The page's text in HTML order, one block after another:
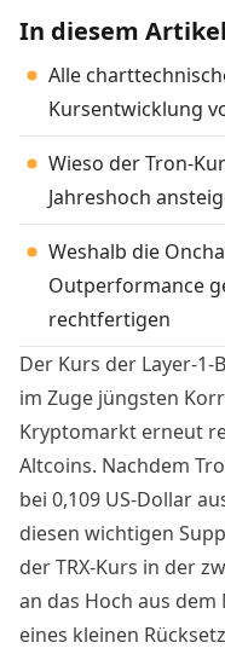
In diesem
Alle
Kursentwicklung
Wieso der Tron-
Jahreshoch
Weshalb die
Outperformance
rechtfertigen
Der Kurs der Layer-1-
im Zuge jüngsten
Kryptomarkt erneut
Altcoins. Nachdem
bei 0,109 US-Dollar
diesen wichtigen
der TRX-Kurs in der
an das Hoch aus dem
eines kleinen